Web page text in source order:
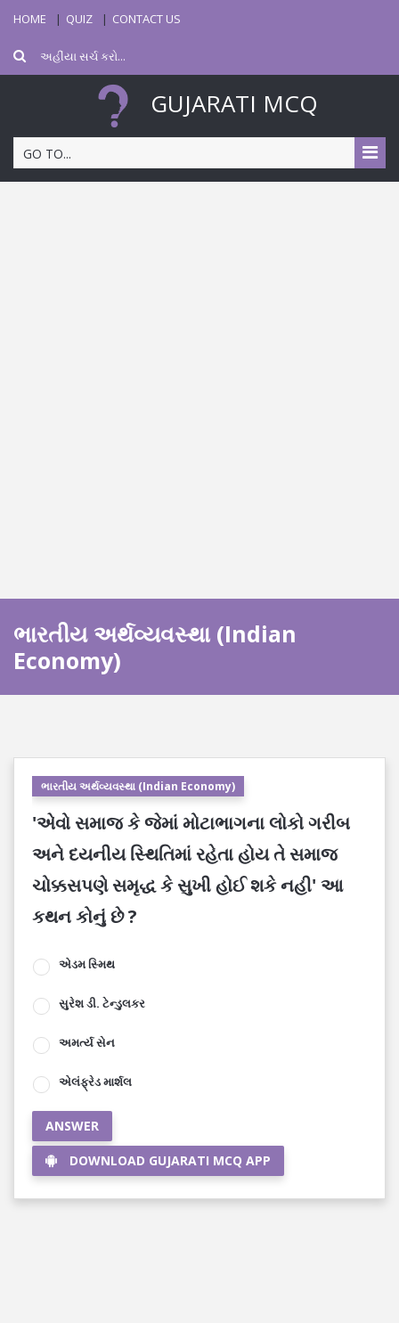
HOME QUIZ CONTACT US
GUJARATI MCQ
GO TO...
ભારતીય અર્થવ્યવસ્થા (Indian
Economy)
ભારતીય અર્થવ્યવસ્થા (Indian Economy)
'એવો સમાજ કે જેમાં મોટાભાગના લોકો ગરીબ
અને દયનીય સ્થિતિમાં રહેતા હોય તે સમાજ
ચોક્કસપણે સમૃદ્ધ કે સુખી હોઈ શકે નહી' આ
કથન કોનું છે ?
એડમ સ્મિથ
સુરેશ ડી. ટેન્ડુલકર
અમર્ત્ય સેન
એલંફ્રેડ માર્શલ
ANSWER
DOWNLOAD GUJARATI MCQ APP